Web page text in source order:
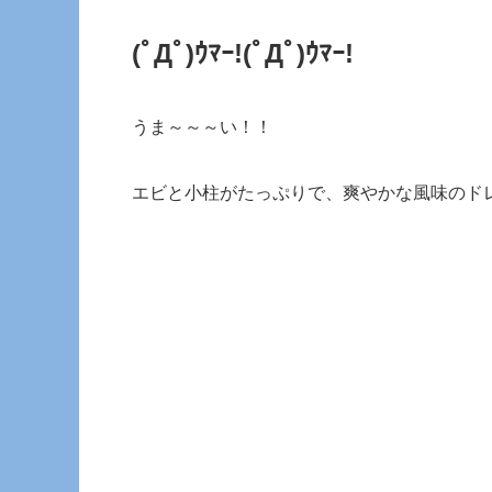
(ﾟДﾟ)ｳﾏｰ!(ﾟДﾟ)ｳﾏｰ!
うま～～～い！！
エビと小柱がたっぷりで、爽やかな風味のド